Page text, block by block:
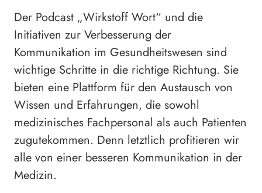
Der Podcast „Wirkstoff Wort“ und die
Initiativen zur Verbesserung der
Kommunikation im Gesundheitswesen sind
wichtige Schritte in die richtige Richtung. Sie
bieten eine Plattform für den Austausch von
Wissen und Erfahrungen, die sowohl
medizinisches Fachpersonal als auch Patienten
zugutekommen. Denn letztlich profitieren wir
alle von einer besseren Kommunikation in der
Medizin.